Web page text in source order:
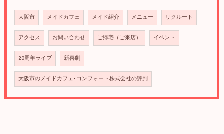
大阪市 メイドカフェ メイド紹介 メニュー リクルート
アクセス お問い合わせ ご帰宅（ご来店） イベント
20周年ライブ 新喜劇
大阪市のメイドカフェ･コンフォート株式会社の評判